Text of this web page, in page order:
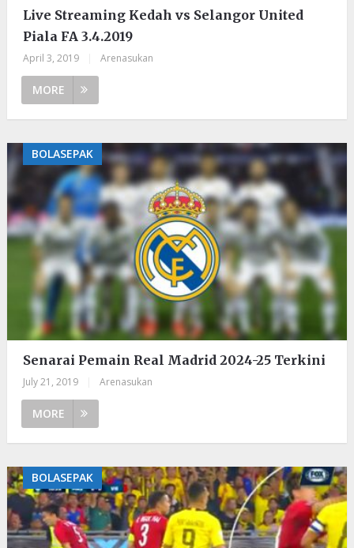
Live Streaming Kedah vs Selangor United
Piala FA 3.4.2019
April 3, 2019 Arenasukan
MORE
BOLASEPAK
Senarai Pemain Real Madrid 2024-25 Terkini
July 21, 2019 Arenasukan
MORE
BOLASEPAK